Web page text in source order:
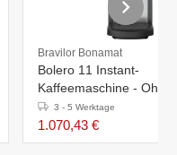
Bravilor Bonamat
Bolero 11 Instant-
Kaffeemaschine - Ohne
Warmwasserzapfstelle
3 - 5 Werktage
1.070,43 €